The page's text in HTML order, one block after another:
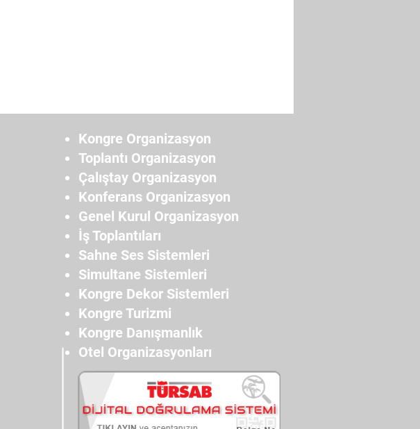
Kongre Organizasyon
Toplantı Organizasyon
Çalıştay Organizasyon
Konferans Organizasyon
Genel Kurul Organizasyon
İş Toplantıları
Sahne Ses Sistemleri
Simultane Sistemleri
Kongre Dekor Sistemleri
Kongre Turizmi
Kongre Danışmanlık
Otel Organizasyonları